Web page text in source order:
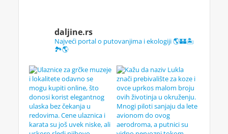
daljine.rs
Najveći portal o putovanjima i ekologiji 🌎🏰🏝️
🏞️🌎